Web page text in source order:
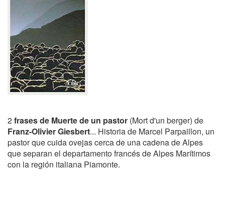
2frases de Muerte de un pastor (Mort d'un berger) de
Franz-Olivier Giesbert... Historia de Marcel Parpaillon, un
pastor que cuida ovejas cerca de una cadena de Alpes
que separan el departamento francés de Alpes Marítimos
con la región italiana Piamonte.